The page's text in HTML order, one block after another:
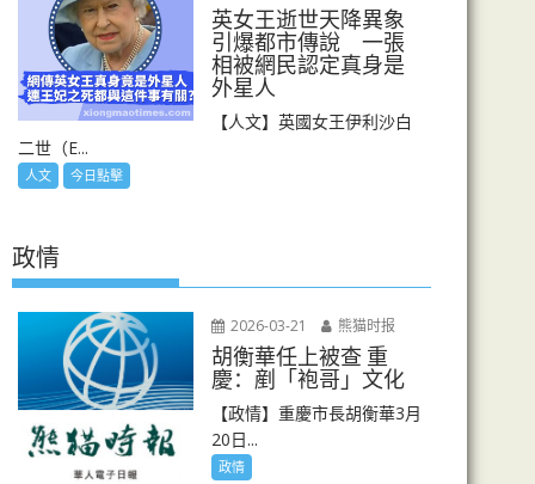
英女王逝世天降異象
引爆都市傳說 一張
相被網民認定真身是
外星人
【人文】英國女王伊利沙白
二世（E...
人文 今日點擊
政情
2026-03-21 熊猫时报
胡衡華任上被查 重
慶：剷「袍哥」文化
【政情】重慶市長胡衡華3月
20日...
政情